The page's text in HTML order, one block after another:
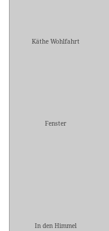
Käthe Wohlfahrt
Fenster
In den Himmel